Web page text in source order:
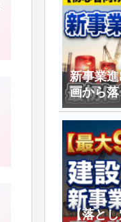
新事業
画から
【落と